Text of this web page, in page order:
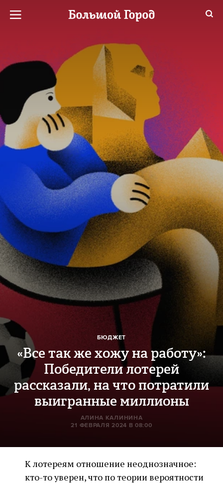
БЮДЖЕТ
«Все так же хожу на работу»:
Победители лотерей
рассказали, на что потратили
выигранные миллионы
AЛИНА КАЛИНИНА
21 ФЕВРАЛЯ 2024 В 08:00
К лотереям отношение неоднозначное:
кто-то уверен, что по теории вероятности